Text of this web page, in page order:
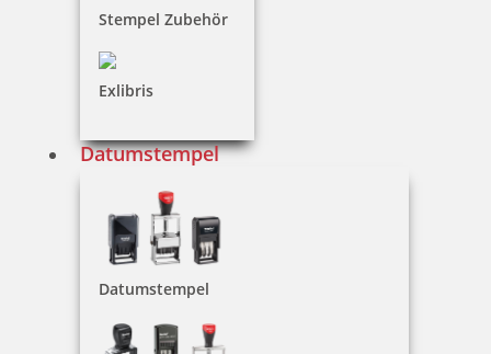
Stempel Zubehör
Exlibris
Datumstempel
Datumstempel
Stempel für Schornsteinfeger
29,20 €
Jetzt gestalten